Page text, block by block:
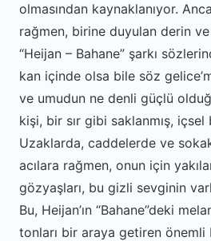
olmasından kaynaklanıyor.
rağmen, birine duyulan derin
“Heijan – Bahane” şarkı
kan içinde olsa bile söz
ve umudun ne denli güçlü
kişi, bir sır gibi saklanmış, içsel
Uzaklarda, caddelerde ve
acılara rağmen, onun için
gözyaşları, bu gizli sevginin
Bu, Heijan’ın “Bahane”deki
tonları bir araya getiren önemli